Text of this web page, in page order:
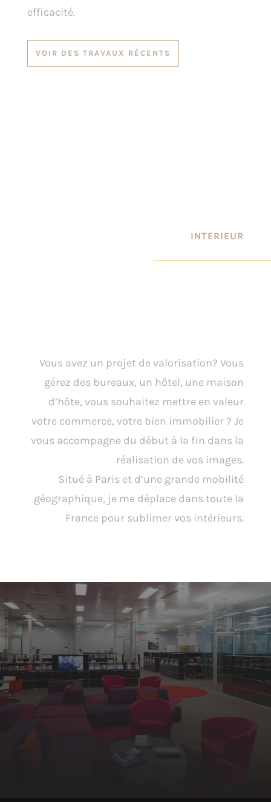
efficacité.
VOIR DES TRAVAUX RÉCENTS
INTERIEUR
Vous avez un projet de valorisation? Vous
gérez des bureaux, un hôtel, une maison
d’hôte, vous souhaitez mettre en valeur
votre commerce, votre bien immobilier ? Je
vous accompagne du début à la fin dans la
réalisation de vos images.
Situé à Paris et d’une grande mobilité
géographique, je me déplace dans toute la
France pour sublimer vos intérieurs.